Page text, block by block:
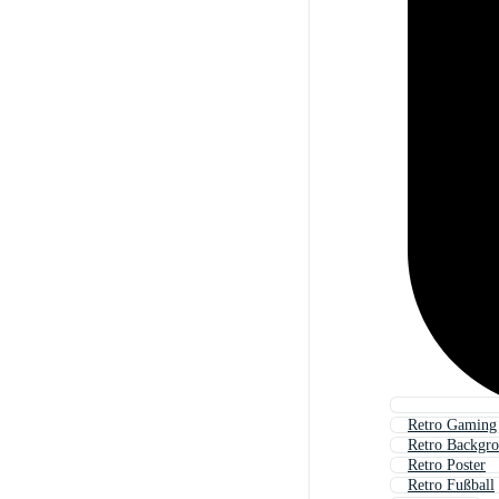
Retro Gaming
Retro
Retro Poster
Retro Fußball